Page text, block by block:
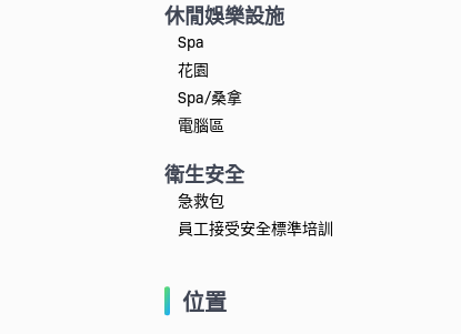
休閒娛樂設施
Spa
花園
Spa/桑拿
電腦區
衛生安全
急救包
員工接受安全標準培訓
位置